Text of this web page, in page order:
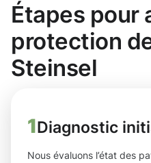
Étapes pour
protection
Steinsel
1Diagnostic
Nous évaluons l’état des